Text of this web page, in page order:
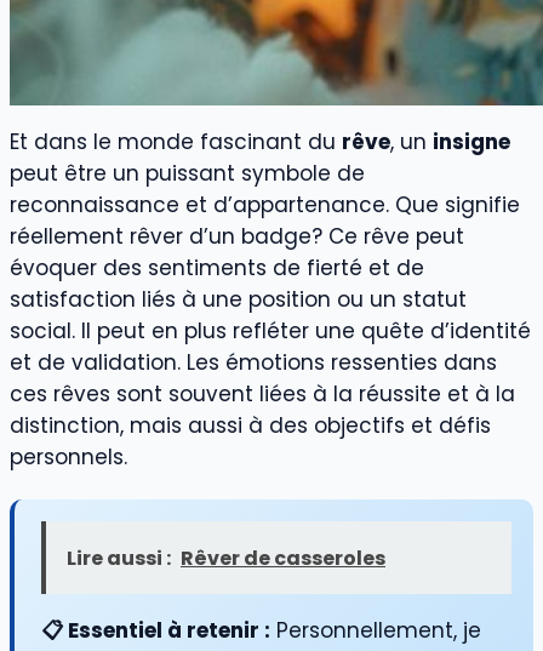
Et dans le monde fascinant du rêve, un insigne
peut être un puissant symbole de
reconnaissance et d’appartenance. Que signifie
réellement rêver d’un badge? Ce rêve peut
évoquer des sentiments de fierté et de
satisfaction liés à une position ou un statut
social. Il peut en plus refléter une quête d’identité
et de validation. Les émotions ressenties dans
ces rêves sont souvent liées à la réussite et à la
distinction, mais aussi à des objectifs et défis
personnels.
Lire aussi : Rêver de casseroles
📋 Essentiel à retenir : Personnellement, je